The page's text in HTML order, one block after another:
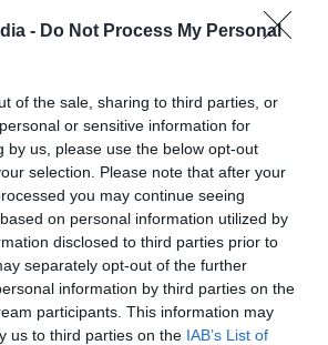
- Do Not Process My Personal
of the sale, sharing to third parties, or
or sensitive information for
by us, please use the below opt-out
selection. Please note that after your
you may continue seeing
on personal information utilized by
disclosed to third parties prior to
separately opt-out of the further
information by third parties on the
participants. This information may
us to third parties on the IAB’s List of
Δημήτριος
1871 - 1966
Δημήτριος (Αθήνα, 1871 -
Σπούδασε στη Σχολή
με δασκάλους τους
Κωνσταντίνο Βολανάκη*
Προσαλέντη*. Συνέχισε τις
στην Ακαδημία του Μονάχου
καθηγητές του το Νικόλαο
Φραντς ωον Στουκ . Στο